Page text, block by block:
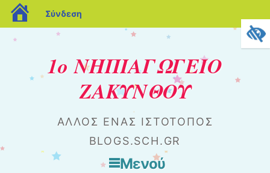
blogs.sch.gr
Σύνδεση
1ο ΝΗΠΙΑΓΩΓΕΙΟ
ΖΑΚΥΝΘΟΥ
ΆΛΛΟΣ ΈΝΑΣ ΙΣΤΌΤΟΠΟΣ
BLOGS.SCH.GR
Μενού